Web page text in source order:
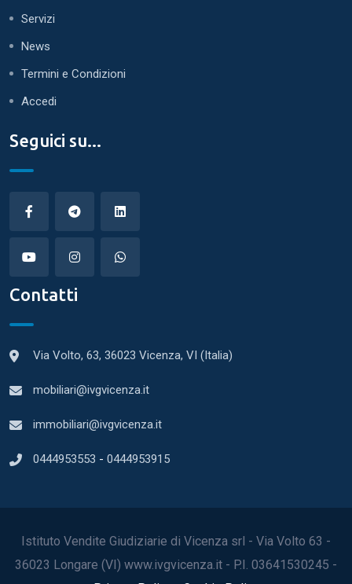
Servizi
News
Termini e Condizioni
Accedi
Seguici su...
Contatti
Via Volto, 63, 36023 Vicenza, VI (Italia)
mobiliari@ivgvicenza.it
immobiliari@ivgvicenza.it
0444953553 - 0444953915
Istituto Vendite Giudiziarie di Vicenza srl - Via Volto 63 -
36023 Longare (VI) www.ivgvicenza.it - P.I. 03641530245 -